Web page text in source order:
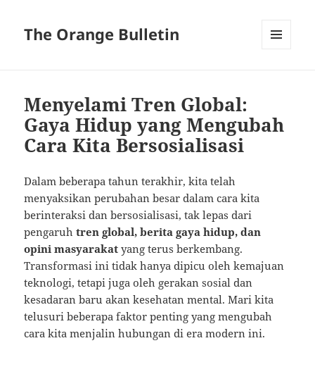
The Orange Bulletin
Menyelami Tren Global:
Gaya Hidup yang Mengubah
Cara Kita Bersosialisasi
Dalam beberapa tahun terakhir, kita telah
menyaksikan perubahan besar dalam cara kita
berinteraksi dan bersosialisasi, tak lepas dari
pengaruhtren global, berita gaya hidup, dan
opini masyarakat yang terus berkembang.
Transformasi ini tidak hanya dipicu oleh kemajuan
teknologi, tetapi juga oleh gerakan sosial dan
kesadaran baru akan kesehatan mental. Mari kita
telusuri beberapa faktor penting yang mengubah
cara kita menjalin hubungan di era modern ini.